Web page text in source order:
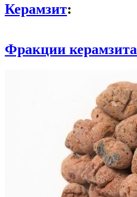
Керамзит:
Фракции керамзита